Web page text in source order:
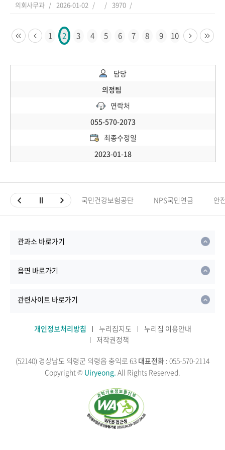
의회사무과 2026-01-02 3970
1 2 3 4 5 6 7 8 9 10
담당
의정팀
연락처
055-570-2073
최종수정일
2023-01-18
국민건강보험공단 NPS국민연금 안
관과소 바로가기
읍면 바로가기
관련사이트 바로가기
개인정보처리방침 누리집지도
누리집 이용안내
저작권정책
(52140) 경상남도 의령군 의령읍 충익로 63 대표전화 : 055-570-2114
Copyright © Uiryeong. All Rights Reserved.